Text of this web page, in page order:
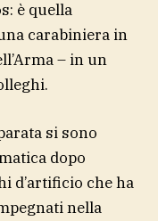
è quella
carabiniera in
– in un
si sono
dopo
d’artificio che ha
nella